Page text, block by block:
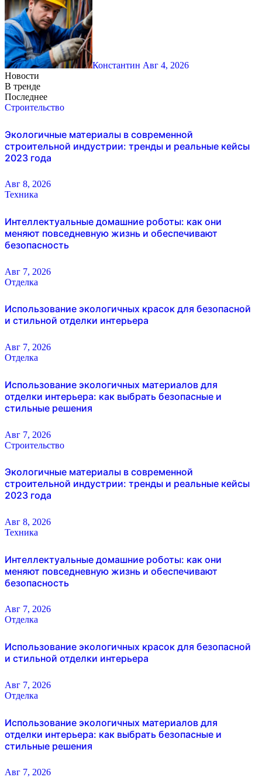
Константин Авг 4, 2026
Новости
В тренде
Последнее
Строительство
Экологичные материалы в современной
строительной индустрии: тренды и реальные кейсы
2023 года
Авг 8, 2026
Техника
Интеллектуальные домашние роботы: как они
меняют повседневную жизнь и обеспечивают
безопасность
Авг 7, 2026
Отделка
Использование экологичных красок для безопасной
и стильной отделки интерьера
Авг 7, 2026
Отделка
Использование экологичных материалов для
отделки интерьера: как выбрать безопасные и
стильные решения
Авг 7, 2026
Строительство
Экологичные материалы в современной
строительной индустрии: тренды и реальные кейсы
2023 года
Авг 8, 2026
Техника
Интеллектуальные домашние роботы: как они
меняют повседневную жизнь и обеспечивают
безопасность
Авг 7, 2026
Отделка
Использование экологичных красок для безопасной
и стильной отделки интерьера
Авг 7, 2026
Отделка
Использование экологичных материалов для
отделки интерьера: как выбрать безопасные и
стильные решения
Авг 7, 2026